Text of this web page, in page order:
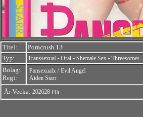
Titel:
Porncrush 13
Typ:
Transsexual - Oral - Shemale Sex - Threesomes
Bolag:
Regi:
Pansexualx / Evil Angel
Aiden Starr
År-Vecka: 202628